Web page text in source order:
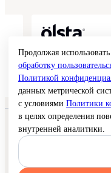
Коллекции
покрытий
©
Согласие на
Продолжая
обработку
Политикой
данных метрической
с условиями Политики
в целях определения
внутренней аналитики.